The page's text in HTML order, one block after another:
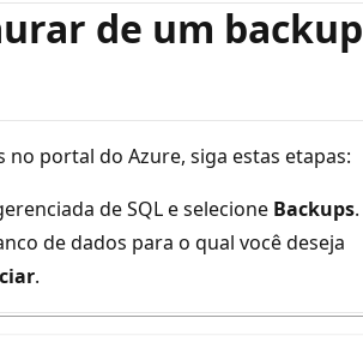
de um backup
portal do Azure, siga estas etapas:
de SQL e selecione Backups.
de dados para o qual você deseja
.